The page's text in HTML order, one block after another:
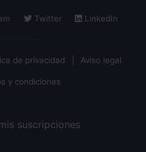
Twitter LinkedIn
de privacidad Aviso legal
y condiciones
suscripciones